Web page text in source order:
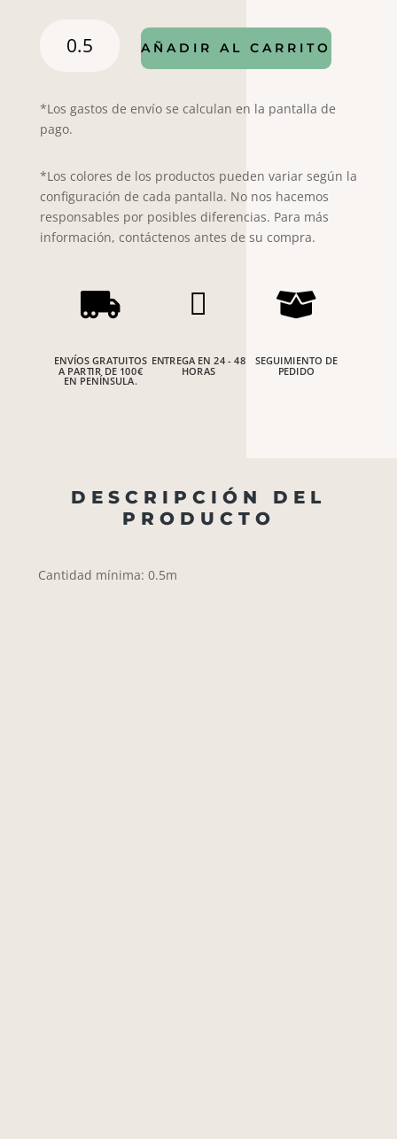
SHERPA
BERENJENA
cantidad
AÑADIR AL CARRITO
*Los gastos de envío se calculan en la pantalla de
pago.
*Los colores de los productos pueden variar según la
configuración de cada pantalla. No nos hacemos
responsables por posibles diferencias. Para más
información, contáctenos antes de su compra.

ENVÍOS GRATUITOS
A PARTIR DE 100€
EN PENÍNSULA.

ENTREGA EN 24 - 48
HORAS

SEGUIMIENTO DE
PEDIDO
DESCRIPCIÓN DEL
PRODUCTO
Cantidad mínima: 0.5m